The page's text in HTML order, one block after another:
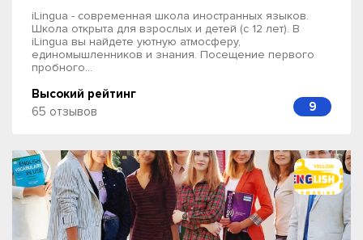
iLingua - современная школа иностранных языков.
Школа открыта для взрослых и детей (с 12 лет). В
iLingua вы найдете уютную атмосферу,
единомышленников и знания. Посещение первого
пробного...
Высокий рейтинг
65 отзывов
9